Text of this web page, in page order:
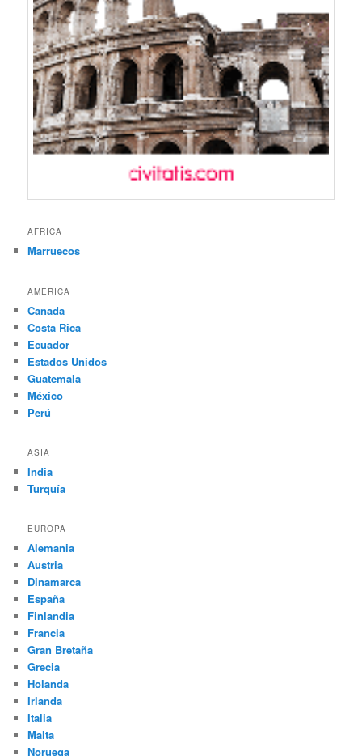
AFRICA
Marruecos
AMERICA
Canada
Costa Rica
Ecuador
Estados Unidos
Guatemala
México
Perú
ASIA
India
Turquía
EUROPA
Alemania
Austria
Dinamarca
España
Finlandia
Francia
Gran Bretaña
Grecia
Holanda
Irlanda
Italia
Malta
Noruega